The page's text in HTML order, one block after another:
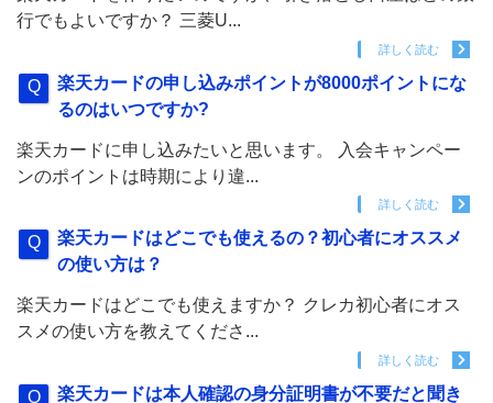
行でもよいですか？ 三菱U...
詳しく読む
楽天カードの申し込みポイントが8000ポイントにな
るのはいつですか?
楽天カードに申し込みたいと思います。 入会キャンペー
ンのポイントは時期により違...
詳しく読む
楽天カードはどこでも使えるの？初心者にオススメ
の使い方は？
楽天カードはどこでも使えますか？ クレカ初心者にオス
スメの使い方を教えてくださ...
詳しく読む
楽天カードは本人確認の身分証明書が不要だと聞き